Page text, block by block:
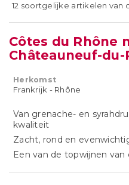
12 soortgelijke artikelen
Côtes du Rhône
Châteauneuf-du-
Herkomst
Frankrijk - Rhône
Van grenache- en
kwaliteit
Zacht, rond en
Een van de topwijnen van